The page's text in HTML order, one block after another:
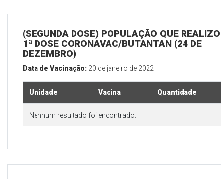
(SEGUNDA DOSE) POPULAÇÃO QUE
1ª DOSE CORONAVAC/BUTANTAN (24 DE
DEZEMBRO)
Data de Vacinação: 20 de janeiro de 2022
Unidade Vacina Quantidade
Nenhum resultado foi encontrado.